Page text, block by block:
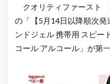
クオリティファースト
の「【5月14日以降順次発
ンドジェル 携帯用 スピー
コール アルコール」が第